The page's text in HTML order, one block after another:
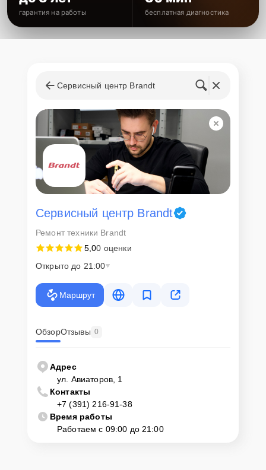
гарантия на работы бесплатная диагностика
Сервисный центр Brandt
Сервисный центр Brandt
Ремонт техники Brandt
5,00 оценки
Открыто до 21:00
Маршрут
ОбзорОтзывы 0
Адрес
ул. Авиаторов, 1
Контакты
+7 (391) 216-91-38
Время работы
Работаем с 09:00 до 21:00